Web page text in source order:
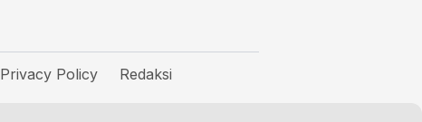
Privacy Policy Redaksi